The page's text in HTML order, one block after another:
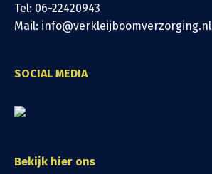
Tel: 06-22420943
Mail: info@verkleijboomverzorging.nl
SOCIAL MEDIA
Bekijk hier ons